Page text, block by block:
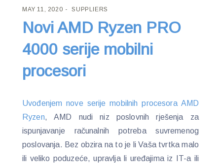
MAY 11, 2020 SUPPLIERS
Novi AMD Ryzen PRO
4000 serije mobilni
procesori
Uvođenjem nove serije mobilnih procesora AMD
Ryzen, AMD nudi niz poslovnih rješenja za
ispunjavanje računalnih potreba suvremenog
poslovanja. Bez obzira na to je li Vaša tvrtka malo
ili veliko poduzeće, upravlja li uređajima iz IT-a ili